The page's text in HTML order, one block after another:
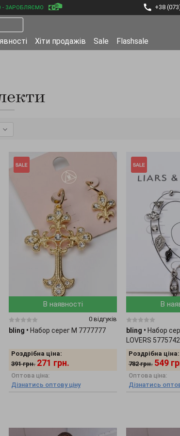
ЗАРОБЛЯЄМО +38
Хіти продажів Sale Flashsale
В наявності
0 відгуків
bling • Набор серег M 7777777
Роздрібна ціна:
391 грн. 271 грн.
Оптова ціна:
Дізнатись оптову ціну
В
bling • Набор
LOVERS 5775742
Роздрібна ціна:
782 грн. 549
Оптова ціна:
Дізнатись